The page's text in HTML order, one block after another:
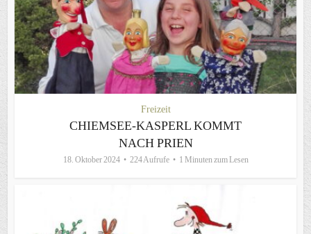
Freizeit
CHIEMSEE-KASPERL KOMMT
NACH PRIEN
18. Oktober 2024 224 Aufrufe 1 Minuten zum Lesen